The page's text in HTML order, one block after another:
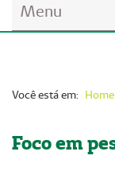
Menu
Imprensa
Você está em: Home
Foco em